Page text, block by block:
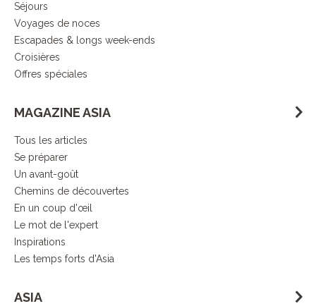
Séjours
Voyages de noces
Escapades & longs week-ends
Croisières
Offres spéciales
MAGAZINE ASIA
Tous les articles
Se préparer
Un avant-goût
Chemins de découvertes
En un coup d'œil
Le mot de l'expert
Inspirations
Les temps forts d'Asia
ASIA